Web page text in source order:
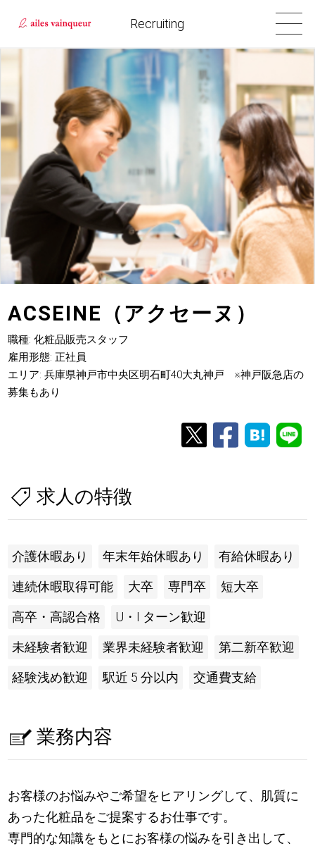
Recruiting
ACSEINE（アクセーヌ）
職種: 化粧品販売スタッフ
雇用形態: 正社員
エリア: 兵庫県神戸市中央区明石町40大丸神戸 ※神戸阪急店の
募集もあり
求人の特徴
介護休暇あり 年末年始休暇あり 有給休暇あり
連続休暇取得可能 大卒 専門卒 短大卒
高卒・高認合格 U・I ターン歓迎
未経験者歓迎 業界未経験者歓迎 第二新卒歓迎
経験浅め歓迎 駅近 5 分以内 交通費支給
業務内容
お客様のお悩みやご希望をヒアリングして、肌質に
あった化粧品をご提案するお仕事です。
専門的な知識をもとにお客様の悩みを引き出して、